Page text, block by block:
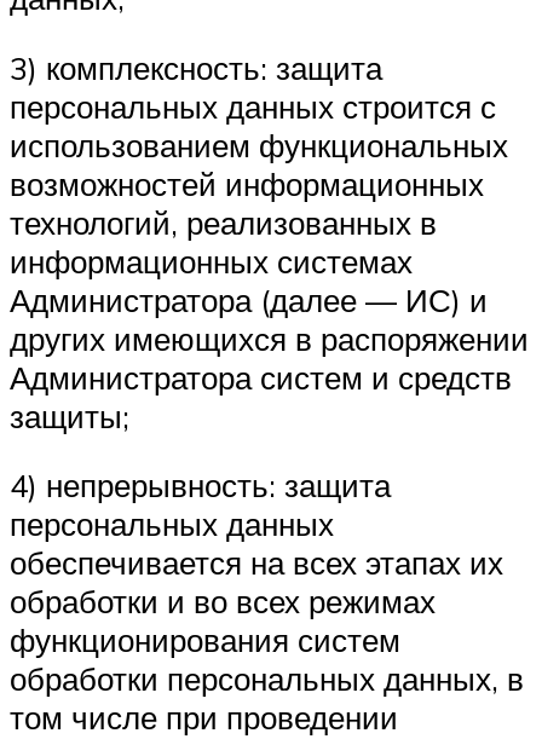
3) комплексность: защита
персональных данных строится с
использованием функциональных
возможностей информационных
технологий, реализованных в
информационных системах
Администратора (далее — ИС) и
других имеющихся в распоряжении
Администратора систем и средств
защиты;
4) непрерывность: защита
персональных данных
обеспечивается на всех этапах их
обработки и во всех режимах
функционирования систем
обработки персональных данных, в
том числе при проведении